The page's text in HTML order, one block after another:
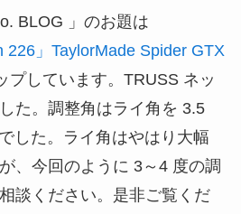
BLOG 」のお題は
226」TaylorMade Spider GTX
プしています。TRUSS ネッ
た。調整角はライ角を 3.5
した。ライ角はやはり大幅
、今回のように 3～4 度の調
談ください。是非ご覧くだ